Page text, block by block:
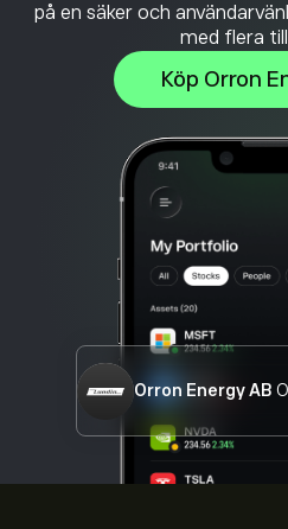
på en säker och
med flera
Köp Orron
Orron Energy AB